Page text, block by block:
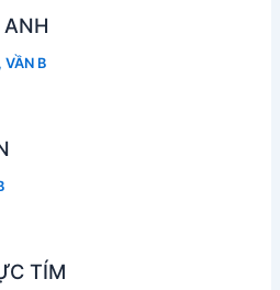
ANH
,VẦN B
TÍM